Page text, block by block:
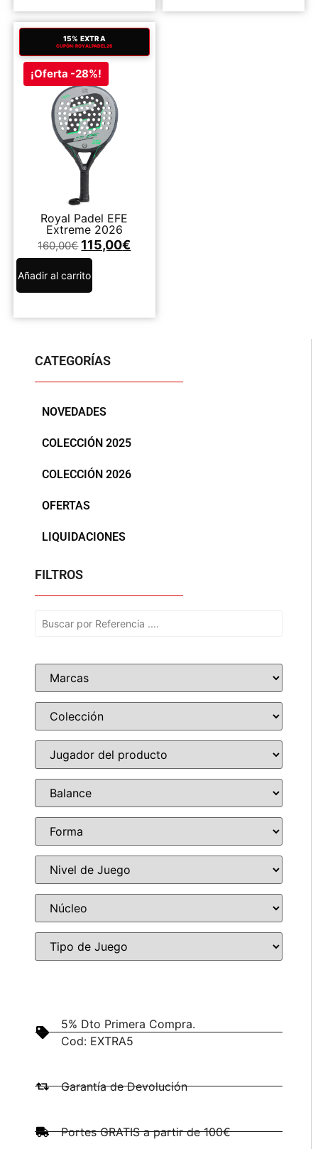
CATEGORÍAS
NOVEDADES
COLECCIÓN 2025
COLECCIÓN 2026
OFERTAS
LIQUIDACIONES
FILTROS
5% Dto Primera Compra.
Cod: EXTRA5
Garantía de Devolución
Portes GRATIS a partir de 100€
15% EXTRA
CUPÓN: ROYALPADEL26
¡Oferta -28%!
Royal Padel EFE
Extreme 2026
160,00€ 115,00€
Añadir al carrito